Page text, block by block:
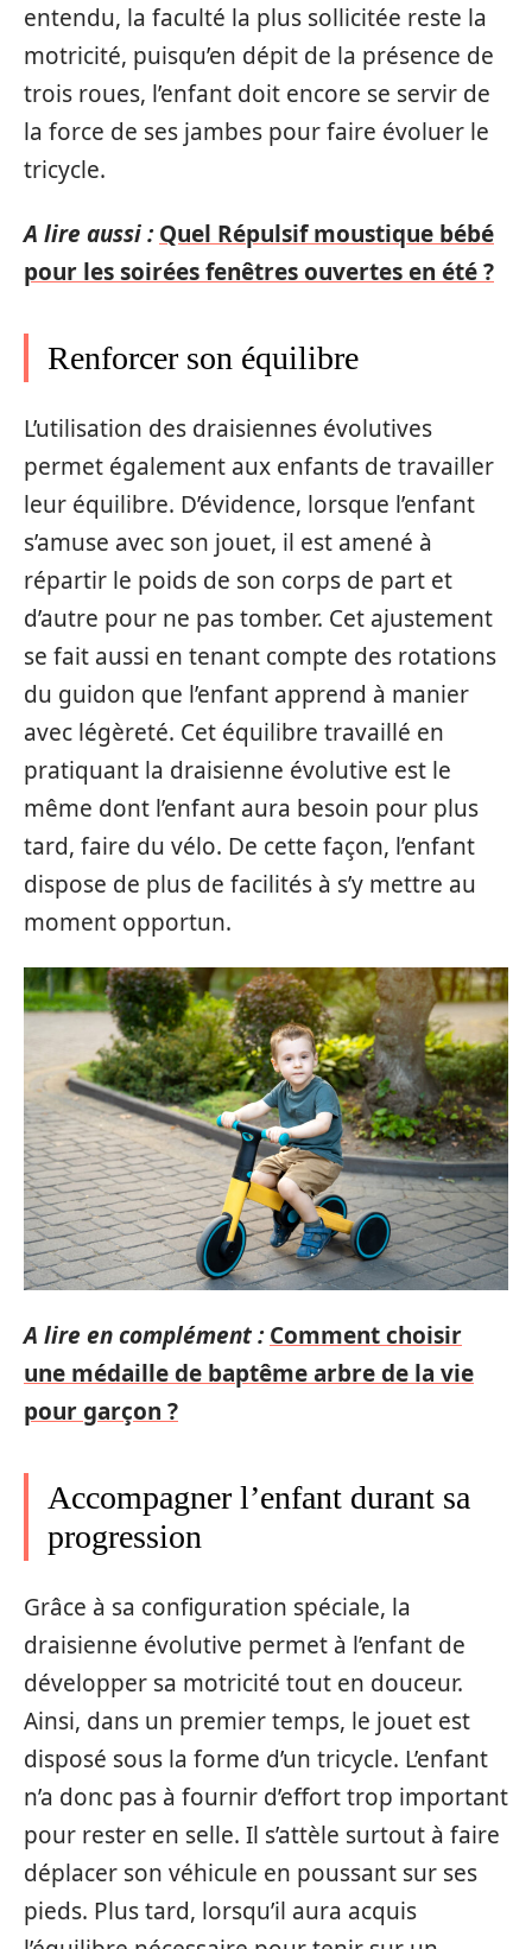
entendu, la faculté la plus sollicitée reste la
motricité, puisqu’en dépit de la présence de
trois roues, l’enfant doit encore se servir de
la force de ses jambes pour faire évoluer le
tricycle.
A lire aussi : Quel Répulsif moustique bébé
pour les soirées fenêtres ouvertes en été ?
Renforcer son équilibre
L’utilisation des draisiennes évolutives
permet également aux enfants de travailler
leur équilibre. D’évidence, lorsque l’enfant
s’amuse avec son jouet, il est amené à
répartir le poids de son corps de part et
d’autre pour ne pas tomber. Cet ajustement
se fait aussi en tenant compte des rotations
du guidon que l’enfant apprend à manier
avec légèreté. Cet équilibre travaillé en
pratiquant la draisienne évolutive est le
même dont l’enfant aura besoin pour plus
tard, faire du vélo. De cette façon, l’enfant
dispose de plus de facilités à s’y mettre au
moment opportun.
A lire en complément : Comment choisir
une médaille de baptême arbre de la vie
pour garçon ?
Accompagner l’enfant durant sa
progression
Grâce à sa configuration spéciale, la
draisienne évolutive permet à l’enfant de
développer sa motricité tout en douceur.
Ainsi, dans un premier temps, le jouet est
disposé sous la forme d’un tricycle. L’enfant
n’a donc pas à fournir d’effort trop important
pour rester en selle. Il s’attèle surtout à faire
déplacer son véhicule en poussant sur ses
pieds. Plus tard, lorsqu’il aura acquis